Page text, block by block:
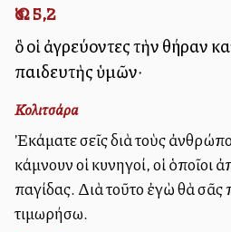
Ὡσ. 5,2
ὃ οἱ ἀγρεύοντες τὴν θήραν
παιδευτὴς ὑμῶν·
Κολιτσάρα
Ἐκάματε σεῖς διὰ τοὺς
κάμνουν οἱ κυνηγοί, οἱ ὁποῖοι
παγίδας. Διὰ τοῦτο ἐγὼ θὰ σᾶς
τιμωρήσω.